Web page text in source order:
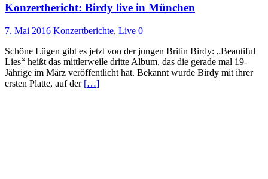
Konzertbericht: Birdy live in München
7. Mai 2016 Konzertberichte, Live 0
Schöne Lügen gibt es jetzt von der jungen Britin Birdy: „Beautiful
Lies“ heißt das mittlerweile dritte Album, das die gerade mal 19-
Jährige im März veröffentlicht hat. Bekannt wurde Birdy mit ihrer
ersten Platte, auf der […]